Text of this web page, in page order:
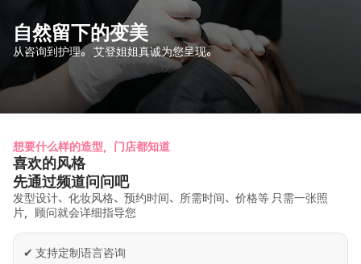
自然留下的变美
从咨询到护理。 艾登姐姐真诚为您呈现。
想要什么样的造型，门店都知道
喜欢的风格
先通过频道问问吧
发型设计、化妆风格、预约时间、所需时间、价格等 只需一张照
片，顾问就会详细指导您
✔ 支持定制语言咨询